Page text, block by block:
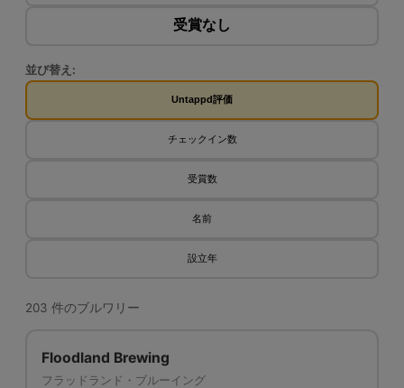
受賞なし
並び替え:
Untappd評価
チェックイン数
受賞数
名前
設立年
203 件のブルワリー
Floodland Brewing
フラッドランド・ブルーイング